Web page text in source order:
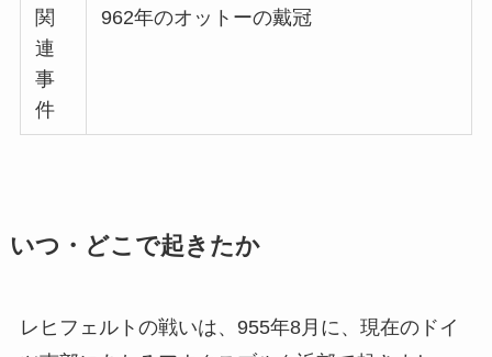
関
連
事
件
962年のオットーの戴冠
いつ・どこで起きたか
レヒフェルトの戦いは、955年8月に、現在のドイ